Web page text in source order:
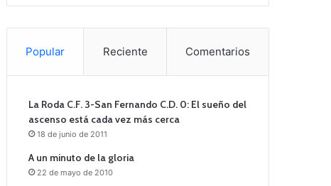
Popular Reciente Comentarios
La Roda C.F. 3-San Fernando C.D. 0: El sueño del
ascenso está cada vez más cerca
18 de junio de 2011
A un minuto de la gloria
22 de mayo de 2010